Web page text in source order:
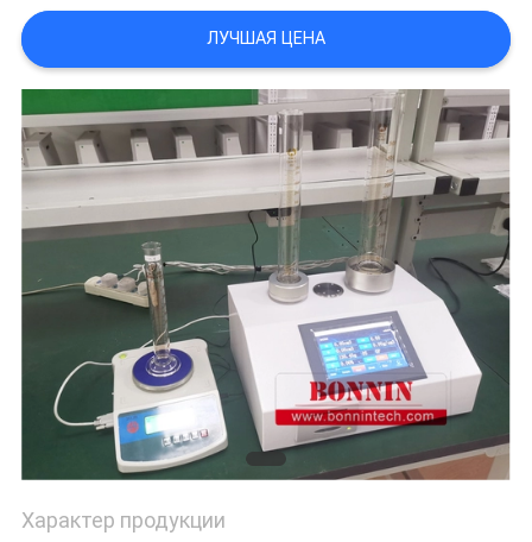
КАРТА
САЙТА
PRIVACY
POLICY
ЛУЧШАЯ ЦЕНА
Характер продукции